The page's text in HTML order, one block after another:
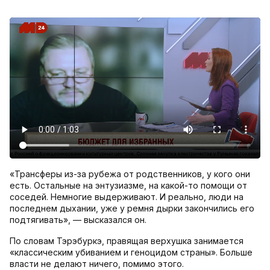
«Трансферы из-за рубежа от родственников, у кого они
есть. Остальные на энтузиазме, на какой-то помощи от
соседей. Немногие выдерживают. И реально, люди на
последнем дыхании, уже у ремня дырки закончились его
подтягивать», — высказался он.
По словам Тэрэбуркэ, правящая верхушка занимается
«классическим убиванием и геноцидом страны». Больше
власти не делают ничего, помимо этого.